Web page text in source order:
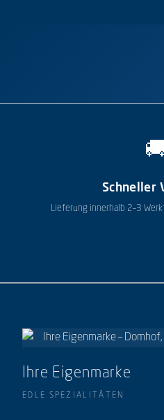
Schneller
Lieferung innerhalb 2–3
Ihre Eigenmarke
EDLE SPEZIALITÄTEN